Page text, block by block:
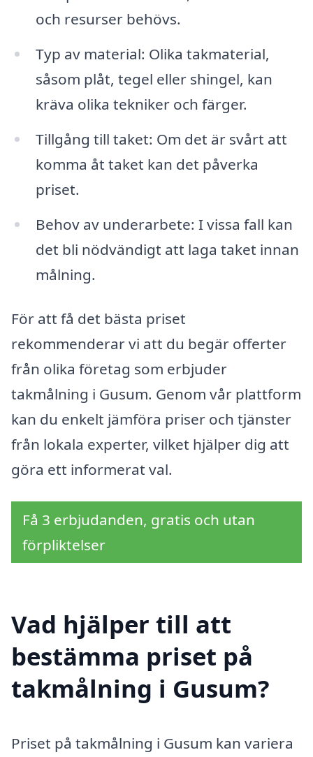
och resurser behövs.
Typ av material: Olika takmaterial,
såsom plåt, tegel eller shingel, kan
kräva olika tekniker och färger.
Tillgång till taket: Om det är svårt att
komma åt taket kan det påverka
priset.
Behov av underarbete: I vissa fall kan
det bli nödvändigt att laga taket innan
målning.
För att få det bästa priset
rekommenderar vi att du begär offerter
från olika företag som erbjuder
takmålning i Gusum. Genom vår plattform
kan du enkelt jämföra priser och tjänster
från lokala experter, vilket hjälper dig att
göra ett informerat val.
Få 3 erbjudanden, gratis och utan
förpliktelser
Vad hjälper till att
bestämma priset på
takmålning i Gusum?
Priset på takmålning i Gusum kan variera